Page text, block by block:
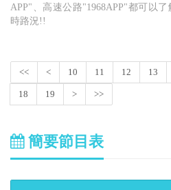
APP"、高速公路"1968APP"都可以
時路況!!
<< < 10 11 12 13
18 19 > >>
簡要節目表